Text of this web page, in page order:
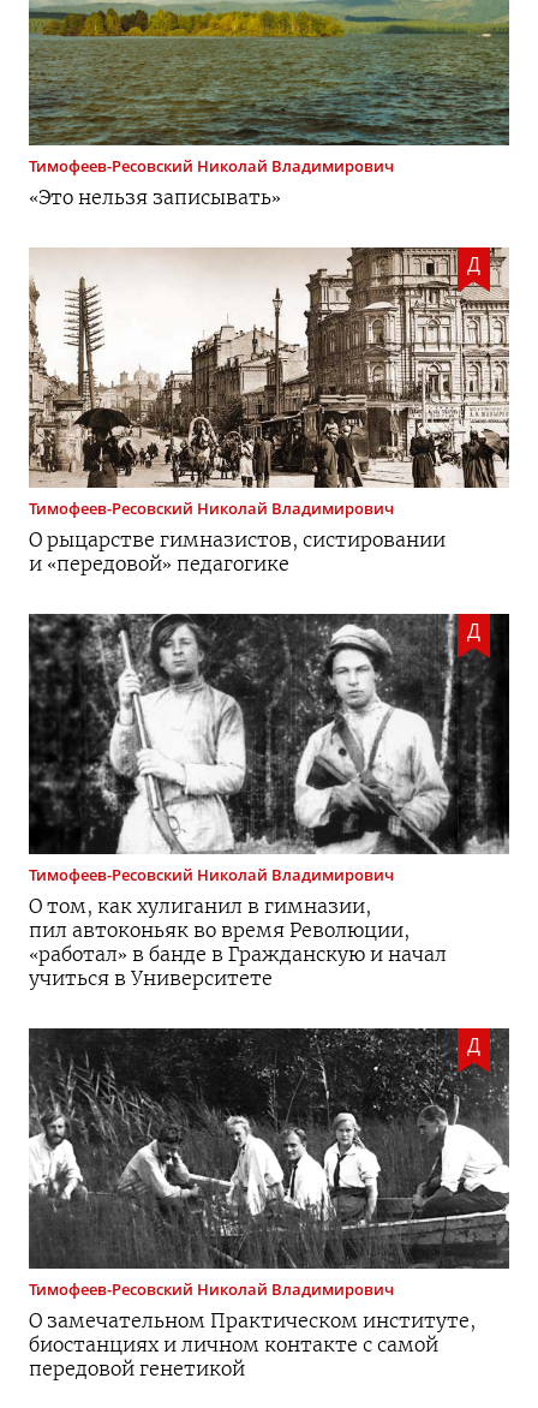
Тимофеев-Ресовский Николай Владимирович
«Это нельзя записывать»
Д
Тимофеев-Ресовский Николай Владимирович
О рыцарстве гимназистов, систировании
и «передовой» педагогике
Д
Тимофеев-Ресовский Николай Владимирович
О том, как хулиганил в гимназии,
пил автоконьяк во время Революции,
«работал» в банде в Гражданскую и начал
учиться в Университете
Д
Тимофеев-Ресовский Николай Владимирович
О замечательном Практическом институте,
биостанциях и личном контакте с самой
передовой генетикой